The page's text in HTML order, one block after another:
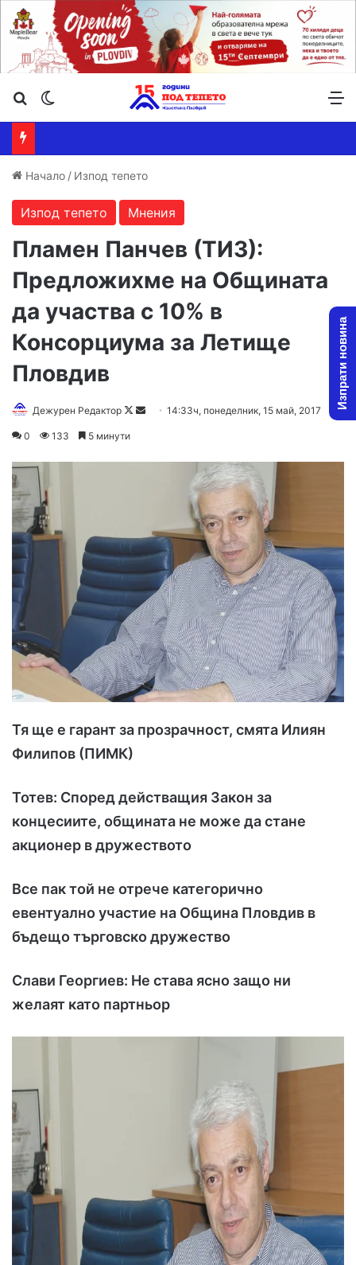
Търсене ...
Начало / Изпод тепето
Изпод тепето Мнения
Пламен Панчев (ТИЗ):
Предложихме на Общината
да участва с 10% в
Консорциума за Летище
Пловдив
Дежурен Редактор
F
n
X
m
l
14:33ч, понеделник, 15 май, 2017
0 133 5 минути
Тя ще е гарант за прозрачност, смята Илиян
Филипов (ПИМК)
Тотев: Според действащия Закон за
концесиите, общината не може да стане
акционер в дружеството
Все пак той не отрече категорично
евентуално участие на Община Пловдив в
бъдещо търговско дружество
Слави Георгиев: Не става ясно защо ни
желаят като партньор
Изпрати новина